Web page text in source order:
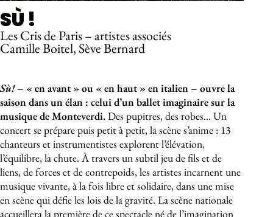
SÙ !
Les Cris de Paris – artistes associés
Camille Boitel, Sève Bernard
À propos de l'événement
Sù!– « en avant » ou « en haut » en italien – ouvre la
saison dans un élan : celui d’un ballet imaginaire sur la
musique de Monteverdi.Des pupitres, des robes… Un
concert se prépare puis petit à petit, la scène s’anime : 13
chanteurs et instrumentistes explorent l’élévation,
l’équilibre, la chute. À travers un subtil jeu de fils et de
liens, de forces et de contrepoids, les artistes incarnent une
musique vivante, à la fois libre et solidaire, dans une mise
en scène qui défie les lois de la gravité. La scène nationale
accueillera la première de ce spectacle né de l’imagination